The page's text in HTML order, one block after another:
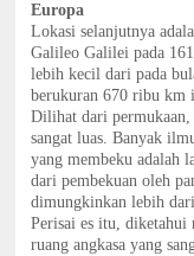
Europa
Lokasi selanjutnya
Galileo Galilei pada
lebih kecil dari pada
berukuran 670 ribu km
Dilihat dari permukaan,
sangat luas. Banyak
yang membeku adalah
dari pembekuan oleh
dimungkinkan lebih
Perisai es itu, diketahui
ruang angkasa yang